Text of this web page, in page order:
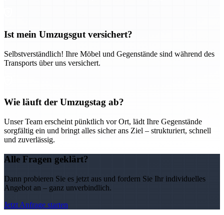
Ist mein Umzugsgut versichert?
Selbstverständlich! Ihre Möbel und Gegenstände sind während des
Transports über uns versichert.
Wie läuft der Umzugstag ab?
Unser Team erscheint pünktlich vor Ort, lädt Ihre Gegenstände
sorgfältig ein und bringt alles sicher ans Ziel – strukturiert, schnell
und zuverlässig.
Alle Fragen geklärt?
Dann probieren Sie es jetzt aus und fordern Sie Ihr individuelles
Angebot an – ganz unverbindlich.
Jetzt Anfrage starten